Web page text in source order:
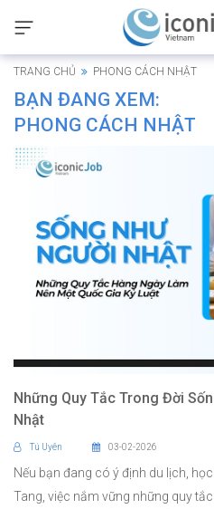
TRANG CHỦ PHONG CÁCH NHẬT
BẠN ĐANG XEM:
PHONG CÁCH NHẬT
Những Quy Tắc Trong Đời
Nhật
Tú Uyên 03-02-2026
Nếu bạn đang có ý định du lịch,
Tang, việc nắm vững những quy